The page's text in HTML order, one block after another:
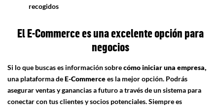
recogidos
El E-Commerce es una excelente opción para
negocios
Si lo que buscas es información sobrecómo iniciar una empresa,
una plataforma deE-Commercees la mejor opción. Podrás
asegurar ventas y ganancias a futuro a través de un sistema para
conectar con tus clientes y socios potenciales. Siempre es